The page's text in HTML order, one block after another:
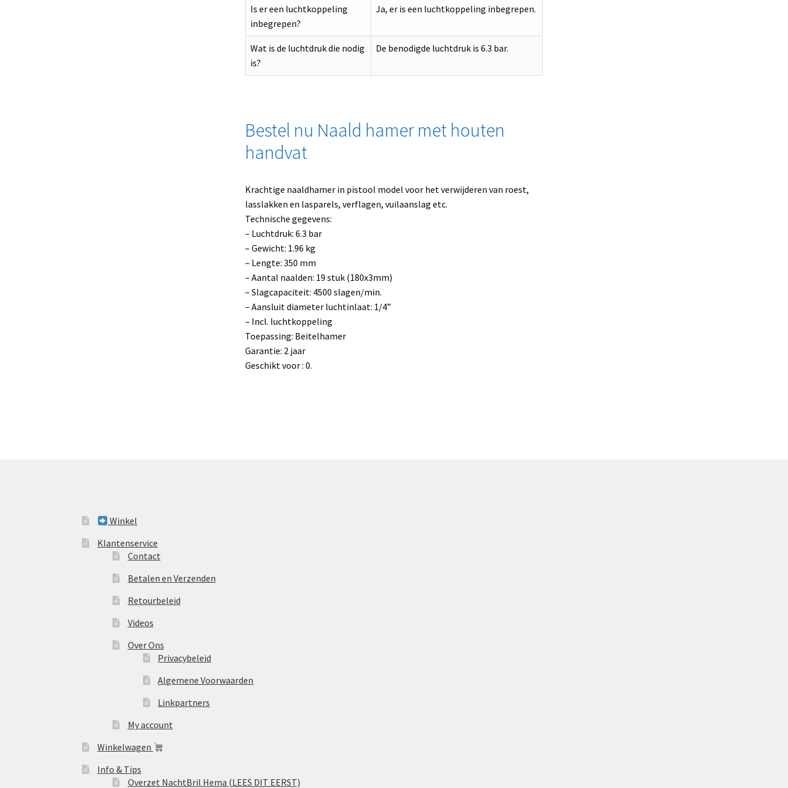
Is er een luchtkoppeling
inbegrepen?
Ja, er is een luchtkoppeling inbegrepen.
Wat is de luchtdruk die nodig
is?
De benodigde luchtdruk is 6.3 bar.
Bestel nu Naald hamer met houten
handvat
Krachtige naaldhamer in pistool model voor het verwijderen van roest,
lasslakken en lasparels, verflagen, vuilaanslag etc.
Technische gegevens:
– Luchtdruk: 6.3 bar
– Gewicht: 1.96 kg
– Lengte: 350 mm
– Aantal naalden: 19 stuk (180x3mm)
– Slagcapaciteit: 4500 slagen/min.
– Aansluit diameter luchtinlaat: 1/4”
– Incl. luchtkoppeling
Toepassing: Beitelhamer
Garantie: 2 jaar
Geschikt voor : 0.
Winkel
Klantenservice
Contact
Betalen en Verzenden
Retourbeleid
Videos
Over Ons
Privacybeleid
Algemene Voorwaarden
Linkpartners
My account
Winkelwagen
Info & Tips
Overzet NachtBril Hema (LEES DIT EERST)